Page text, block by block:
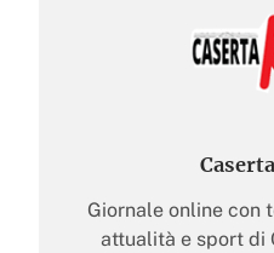
Giornale online con
attualità e sport di